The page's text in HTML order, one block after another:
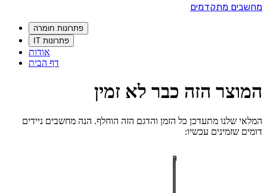
מחשבים מתקדמים
פתרונות חומרה
פתרונות IT
אודות
דף הבית
המוצר הזה כבר לא זמין
המלאי שלנו מתעדכן כל הזמן והדגם הזה הוחלף. הנה מחשבים ניידים
דומים שזמינים עכשיו: